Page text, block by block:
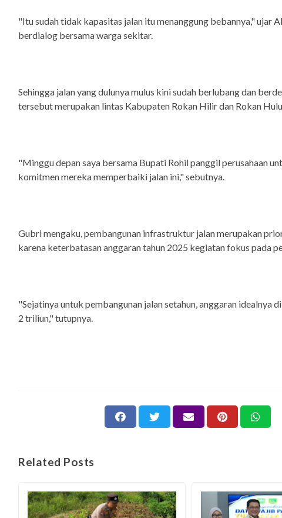
"Itu sudah tidak kapasitas jalan itu menanggung bebannya," ujar
berdialog bersama warga sekitar.
Sehingga jalan yang dulunya mulus kini sudah berlubang dan
tersebut merupakan lintas Kabupaten Rokan Hilir dan Rokan
"Minggu depan saya bersama Bupati Rohil panggil perusahaan
komitmen mereka memperbaiki jalan ini," sebutnya.
Gubri mengaku, pembangunan infrastruktur jalan merupakan
karena keterbatasan anggaran tahun 2025 kegiatan fokus pada
"Sejatinya untuk pembangunan jalan setahun, anggaran idealnya
2 triliun," tutupnya.
Related Posts